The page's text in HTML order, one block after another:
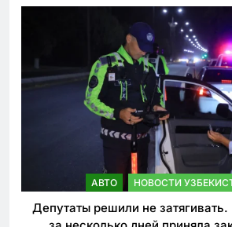
АВТО НОВОСТИ
Депутаты решили не